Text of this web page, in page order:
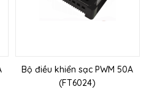
Bộ điều khiển sạc PWM 50A
(FT6024)